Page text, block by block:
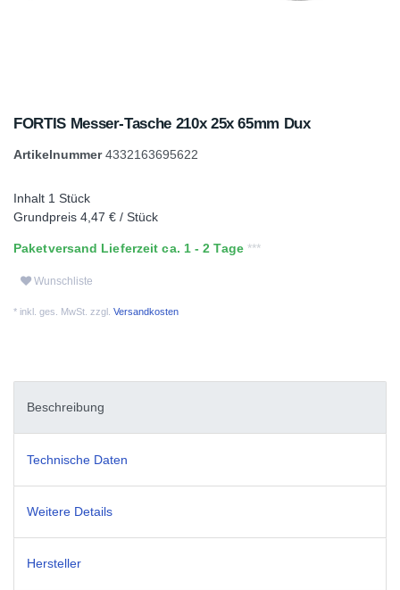
FORTIS Messer-Tasche 210x 25x 65mm Dux
Artikelnummer4332163695622
Inhalt 1 Stück
Grundpreis 4,47 € / Stück
Paketversand Lieferzeit ca. 1 - 2 Tage
Wunschliste
* inkl. ges. MwSt. zzgl. Versandkosten
Beschreibung
Technische Daten
Weitere Details
Hersteller